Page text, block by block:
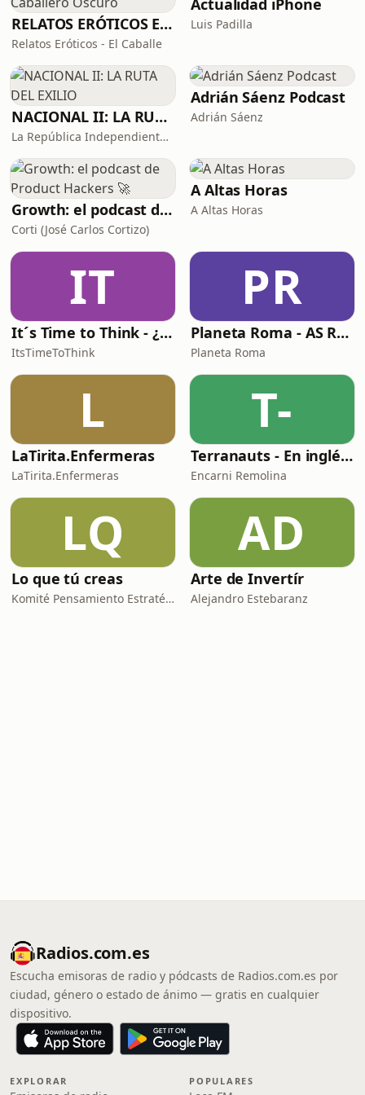
hasta el África romana,
RELATOS ERÓTICOS El Caballero Oscuro
Relatos Eróticos - El Caballe
Actualidad iPhone
Luis Padilla
NACIONAL II: LA RUTA DEL EXILIO
La República Independiente de la Radio
Adrián Sáenz Podcast
Adrián Sáenz
Growth: el podcast de Product Hackers 🚀
Corti (José Carlos Cortizo)
A Altas Horas
A Altas Horas
IT
It´s Time to Think - ¿Nos paramos a pensar?
ItsTimeToThink
PR
Planeta Roma - AS Roma Podcast en Español
Planeta Roma
L
LaTirita.Enfermeras
LaTirita.Enfermeras
T-
Terranauts - En inglés y en español. Science and nature in 5 minutes
Encarni Remolina
LQ
Lo que tú creas
Komité Pensamiento Estratégico
AD
Arte de Invertír
Alejandro Estebaranz
Radios.com.es
Escucha emisoras de radio y pódcasts de Radios.com.es por
ciudad, género o estado de ánimo — gratis en cualquier
dispositivo.
EXPLORAR POPULARES